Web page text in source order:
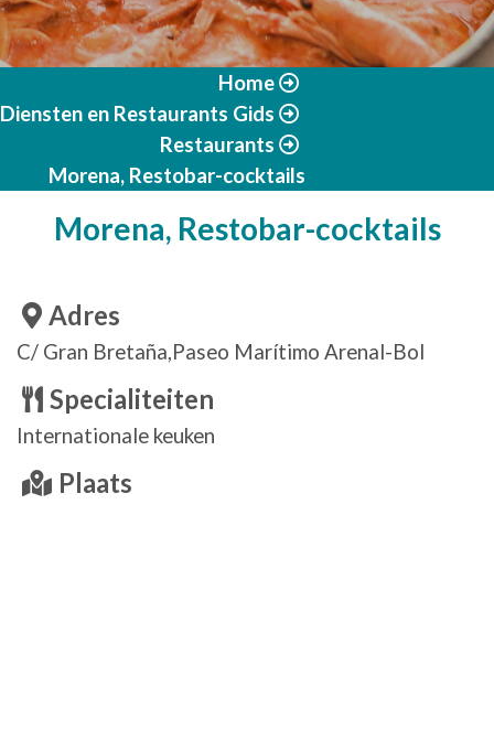
Home
Diensten en Restaurants Gids
Restaurants
Morena, Restobar-cocktails
Morena, Restobar-cocktails
Adres
C/ Gran Bretaña,Paseo Marítimo Arenal-Bol
Specialiteiten
Internationale keuken
Plaats